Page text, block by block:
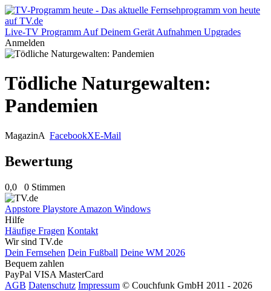
Live-TV Programm Auf Deinem Gerät Aufnahmen Upgrades
Anmelden
Tödliche Naturgewalten:
Pandemien
MagazinA FacebookXE-Mail
Bewertung
0,0 0 Stimmen
Appstore Playstore Amazon Windows
Hilfe
Häufige Fragen Kontakt
Wir sind TV.de
Dein Fernsehen Dein Fußball Deine WM 2026
Bequem zahlen
PayPal VISA MasterCard
AGB Datenschutz Impressum © Couchfunk GmbH 2011 - 2026